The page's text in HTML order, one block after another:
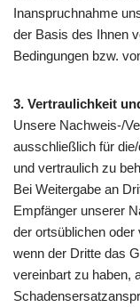
Inanspruchnahme
der Basis des Ihnen
Bedingungen bzw.
3. Vertraulichkeit
Unsere Nachweis-/
ausschließlich für
und vertraulich zu
Bei Weitergabe an
Empfänger unserer
der ortsüblichen oder
wenn der Dritte das
vereinbart zu haben,